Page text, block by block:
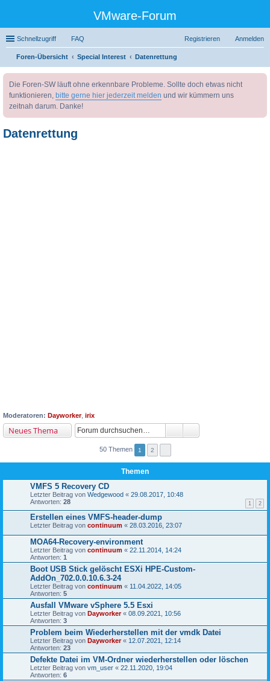
VMware-Forum
Schnellzugriff FAQ Anmelden
Registrieren
Foren-Übersicht Special Interest
Datenrettung
Die Foren-SW läuft ohne erkennbare Probleme. Sollte doch etwas nicht
funktionieren, bitte gerne hier jederzeit melden und wir kümmern uns
zeitnah darum. Danke!
Datenrettung
Moderatoren: Dayworker, irix
Neues Thema
50 Themen 1 2
Themen
VMFS 5 Recovery CD
Letzter Beitrag von Wedgewood « 29.08.2017, 10:48
Antworten: 28 1 2
Erstellen eines VMFS-header-dump
Letzter Beitrag von continuum « 28.03.2016, 23:07
MOA64-Recovery-environment
Letzter Beitrag von continuum « 22.11.2014, 14:24
Antworten: 1
Boot USB Stick gelöscht ESXi HPE-Custom-
AddOn_702.0.0.10.6.3-24
Letzter Beitrag von continuum « 11.04.2022, 14:05
Antworten: 5
Ausfall VMware vSphere 5.5 Esxi
Letzter Beitrag von Dayworker« 08.09.2021, 10:56
Antworten: 3
Problem beim Wiederherstellen mit der vmdk Datei
Letzter Beitrag von Dayworker« 12.07.2021, 12:14
Antworten: 23
Defekte Datei im VM-Ordner wiederherstellen oder löschen
Letzter Beitrag von vm_user « 22.11.2020, 19:04
Antworten: 6